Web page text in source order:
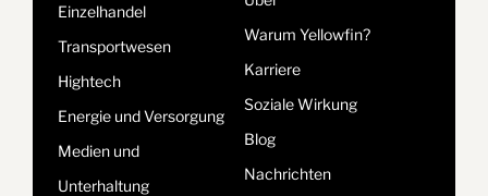
Einzelhandel
Transportwesen
Hightech
Energie und Versorgung
Medien und
Unterhaltung
Warum Yellowfin?
Karriere
Soziale Wirkung
Blog
Nachrichten